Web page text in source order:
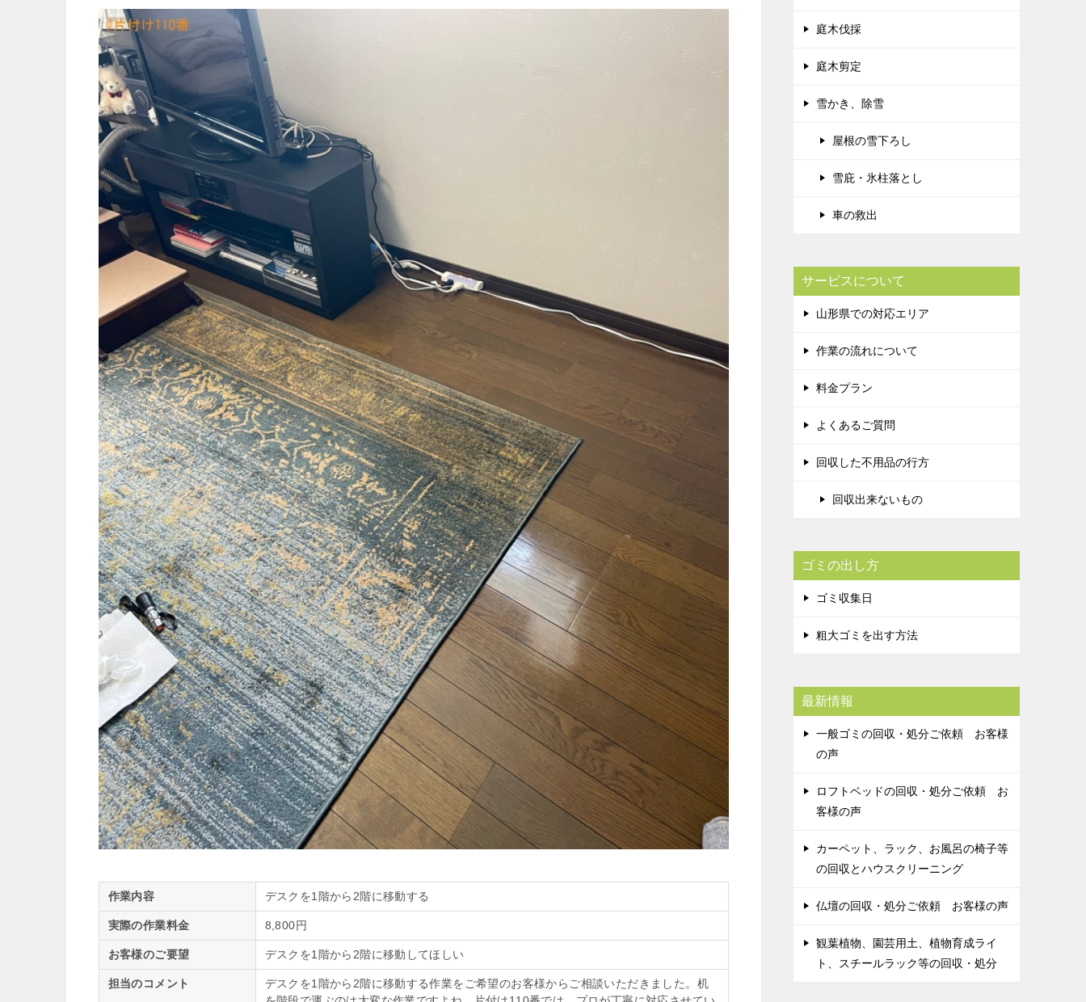
作業内容 デスクを1階から2階に移動する
実際の作業料金 8,800円
お客様のご要望 デスクを1階から2階に移動してほしい
担当のコメント
デスクを1階から2階に移動する作業をご希望のお客様からご相談いただきました。机
庭木伐採
庭木剪定
雪かき、除雪
屋根の雪下ろし
雪庇・氷柱落とし
車の救出
サービスについて
山形県での対応エリア
作業の流れについて
料金プラン
よくあるご質問
回収した不用品の行方
回収出来ないもの
ゴミの出し方
ゴミ収集日
粗大ゴミを出す方法
最新情報
一般ゴミの回収・処分ご依頼 お客様
の声
ロフトベッドの回収・処分ご依頼 お
客様の声
カーペット、ラック、お風呂の椅子等
の回収とハウスクリーニング
仏壇の回収・処分ご依頼 お客様の声
観葉植物、園芸用土、植物育成ライ
ト、スチールラック等の回収・処分